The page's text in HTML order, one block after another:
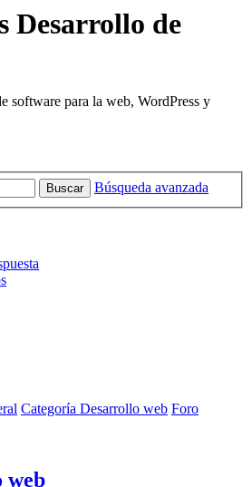
Desarrollo de
software para la web, WordPress y
Buscar Búsqueda avanzada
Categoría Desarrollo web Foro
web